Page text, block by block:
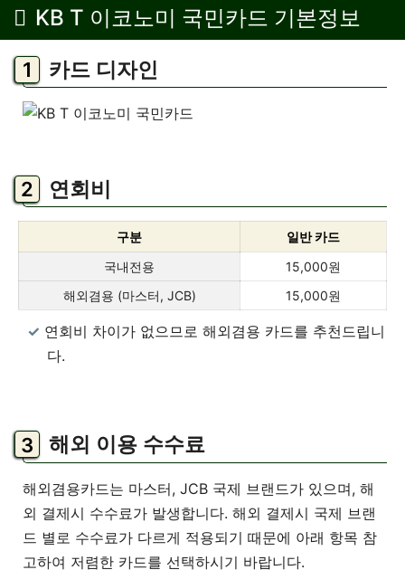
KB T 이코노미 국민카드 기본정보
카드 디자인
연회비
구분
일반 카드
국내전용
15,000원
해외겸용 (마스터, JCB)
15,000원
연회비 차이가 없으므로 해외겸용 카드를 추천드립니
다.
해외 이용 수수료
해외겸용카드는 마스터, JCB 국제 브랜드가 있으며, 해
외 결제시 수수료가 발생합니다. 해외 결제시 국제 브랜
드 별로 수수료가 다르게 적용되기 때문에 아래 항목 참
고하여 저렴한 카드를 선택하시기 바랍니다.